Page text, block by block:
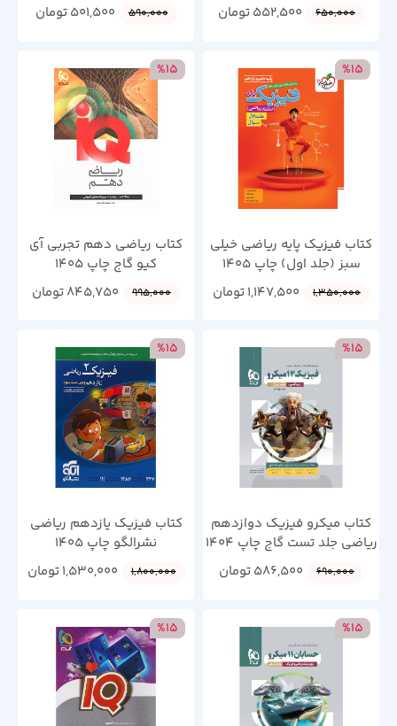
650,000
552,500تومان 590,000
501,500تومان
کتاب فیزیک پایه ریاضی خیلی
سبز (جلد اول) چاپ 1405
%15
1,350,000
1,147,500تومان
کتاب ریاضی دهم تجربی آی
کیو گاج چاپ 1405
%15
995,000
845,750تومان
کتاب میکرو فیزیک دوازدهم
ریاضی جلد تست گاج چاپ 1404
%15
690,000
586,500تومان
کتاب فیزیک یازدهم ریاضی
نشرالگو چاپ 1405
%15
1,800,000
1,530,000تومان
%15
%15